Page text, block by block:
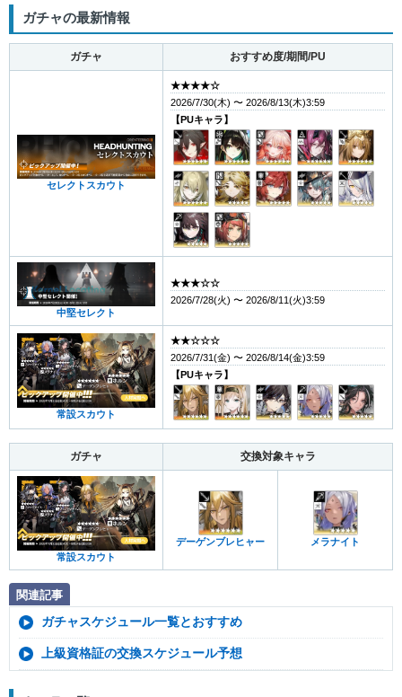
ガチャの最新情報
ガチャ おすすめ度/期間/PU
セレクトスカウト
★★★★☆
2026/7/30(木) 〜 2026/8/13(木)3:59
【PUキャラ】
中堅セレクト
★★★☆☆
2026/7/28(火) 〜 2026/8/11(火)3:59
常設スカウト
★★☆☆☆
2026/7/31(金) 〜 2026/8/14(金)3:59
【PUキャラ】
ガチャ 交換対象キャラ
常設スカウト
デーゲンブレヒャー メラナイト
関連記事
ガチャスケジュール一覧とおすすめ
上級資格証の交換スケジュール予想